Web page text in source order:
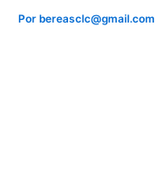
Por bereasclc@gmail.com